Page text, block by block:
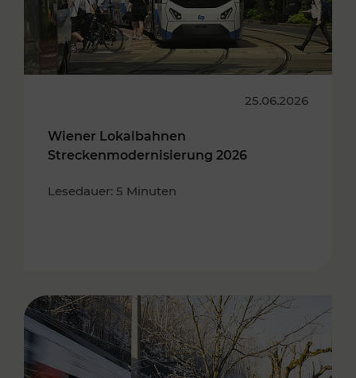
25.06.2026
Wiener Lokalbahnen
Streckenmodernisierung 2026
Lesedauer: 5 Minuten